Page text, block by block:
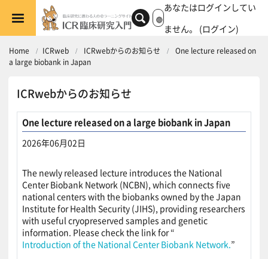
メインコンテンツへスキップする
あなたはログインしてい
ません。 (ログイン)
Home ICRweb ICRwebからのお知らせ
One lecture released on
a large biobank in Japan
ICRwebからのお知らせ
One lecture released on a large biobank in Japan
2026年06月02日
The newly released lecture introduces the National
Center Biobank Network (NCBN), which connects five
national centers with the biobanks owned by the Japan
Institute for Health Security (JIHS), providing researchers
with useful cryopreserved samples and genetic
information. Please check the link for “
Introduction of the National Center Biobank Network. ”